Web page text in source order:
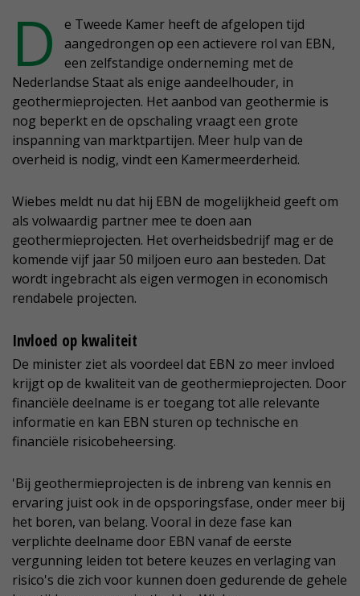
D
e Tweede Kamer heeft de afgelopen tijd
aangedrongen op een actievere rol van EBN,
een zelfstandige onderneming met de
Nederlandse Staat als enige aandeelhouder, in
geothermieprojecten. Het aanbod van geothermie is
nog beperkt en de opschaling vraagt een grote
inspanning van marktpartijen. Meer hulp van de
overheid is nodig, vindt een Kamermeerderheid.
Wiebes meldt nu dat hij EBN de mogelijkheid geeft om
als volwaardig partner mee te doen aan
geothermieprojecten. Het overheidsbedrijf mag er de
komende vijf jaar 50 miljoen euro aan besteden. Dat
wordt ingebracht als eigen vermogen in economisch
rendabele projecten.
Invloed op kwaliteit
De minister ziet als voordeel dat EBN zo meer invloed
krijgt op de kwaliteit van de geothermieprojecten. Door
financiële deelname is er toegang tot alle relevante
informatie en kan EBN sturen op technische en
financiële risicobeheersing.
'Bij geothermieprojecten is de inbreng van kennis en
ervaring juist ook in de opsporingsfase, onder meer bij
het boren, van belang. Vooral in deze fase kan
verplichte deelname door EBN vanaf de eerste
vergunning leiden tot betere keuzes en verlaging van
risico's die zich voor kunnen doen gedurende de gehele